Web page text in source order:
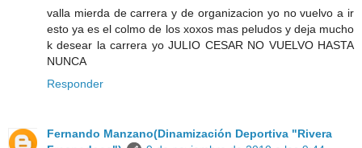
valla mierda de carrera y de organizacion yo no vuelvo a ir
esto ya es el colmo de los xoxos mas peludos y deja mucho
k desear la carrera yo JULIO CESAR NO VUELVO HASTA
NUNCA
Responder
Fernando Manzano(Dinamización Deportiva "Rivera